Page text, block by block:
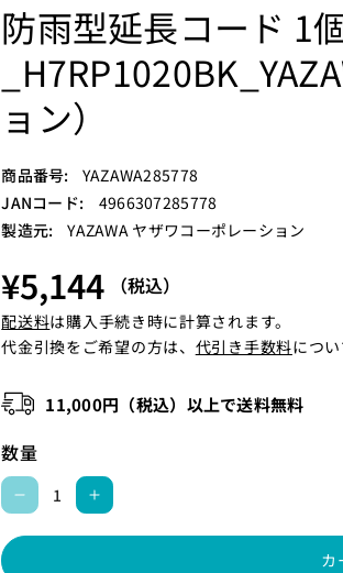
防雨型延長コード 1
ョン）
商品番号:
S
K
U
YAZAWA285778
JANコード:
4966307285778
製造元:
YAZAWA ヤザワコーポレーション
¥5,144 （税込）
配送料は購入手続き時に計算されます。
代金引換をご希望の方は、 代引き手数料につ
11,000円（税込）以上で送料無料
数量
防
雨
防
雨
カ